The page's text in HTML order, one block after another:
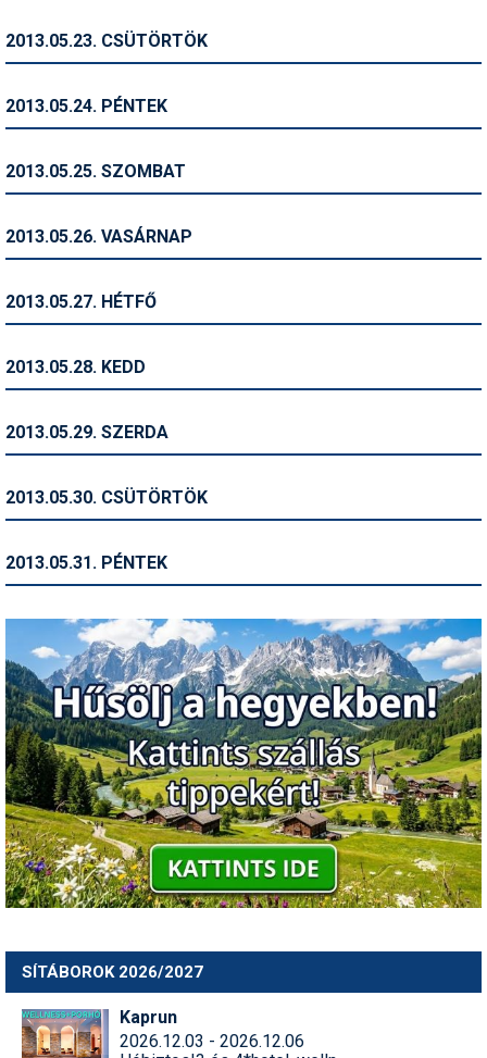
Telemark
Történelem
Utazási tippek
2013.05.23. CSÜTÖRTÖK
2013.05.24. PÉNTEK
2013.05.25. SZOMBAT
2013.05.26. VASÁRNAP
2013.05.27. HÉTFŐ
2013.05.28. KEDD
2013.05.29. SZERDA
2013.05.30. CSÜTÖRTÖK
2013.05.31. PÉNTEK
SÍTÁBOROK 2026/2027
Kaprun
2026.12.03 - 2026.12.06